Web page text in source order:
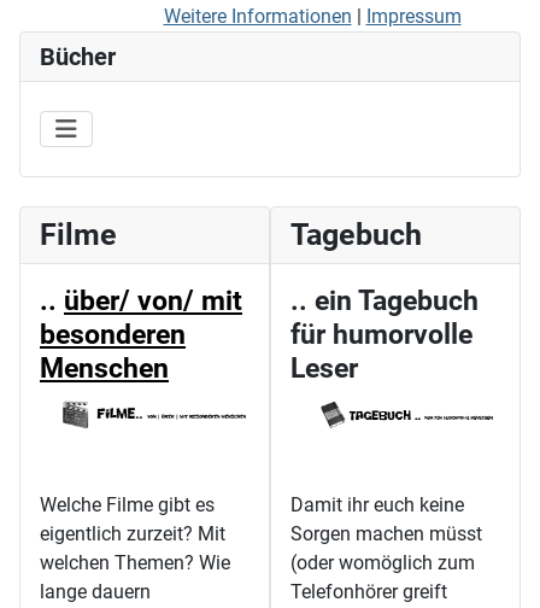
Bücher
Filme
.. über/ von/ mit
besonderen
Menschen
Welche Filme gibt es
eigentlich zurzeit? Mit
welchen Themen? Wie
lange dauern
Tagebuch
.. ein Tagebuch
für humorvolle
Leser
Damit ihr euch keine
Sorgen machen müsst
(oder womöglich zum
Telefonhörer greift
Weitere Informationen | Impressum